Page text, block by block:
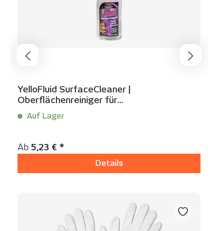
YelloFluid SurfaceCleaner |
Oberflächenreiniger für
Fahrzeugverklebungen
Auf Lager
Regulärer Preis:
Ab 5,23 € *
Details